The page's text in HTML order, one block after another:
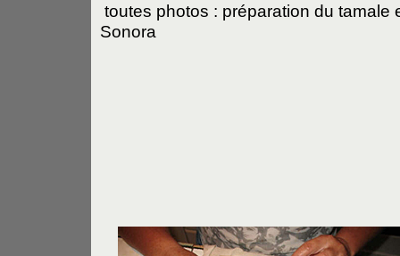
toutes photos : préparation du tamale
Sonora